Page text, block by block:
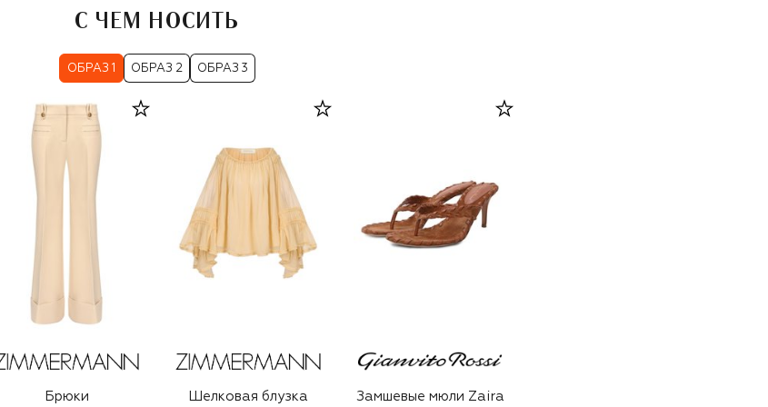
С ЧЕМ НОСИТЬ
ОБРАЗ 1 ОБРАЗ 2 ОБРАЗ 3
Брюки Шелковая блузка
Замшевые мюли Zaira